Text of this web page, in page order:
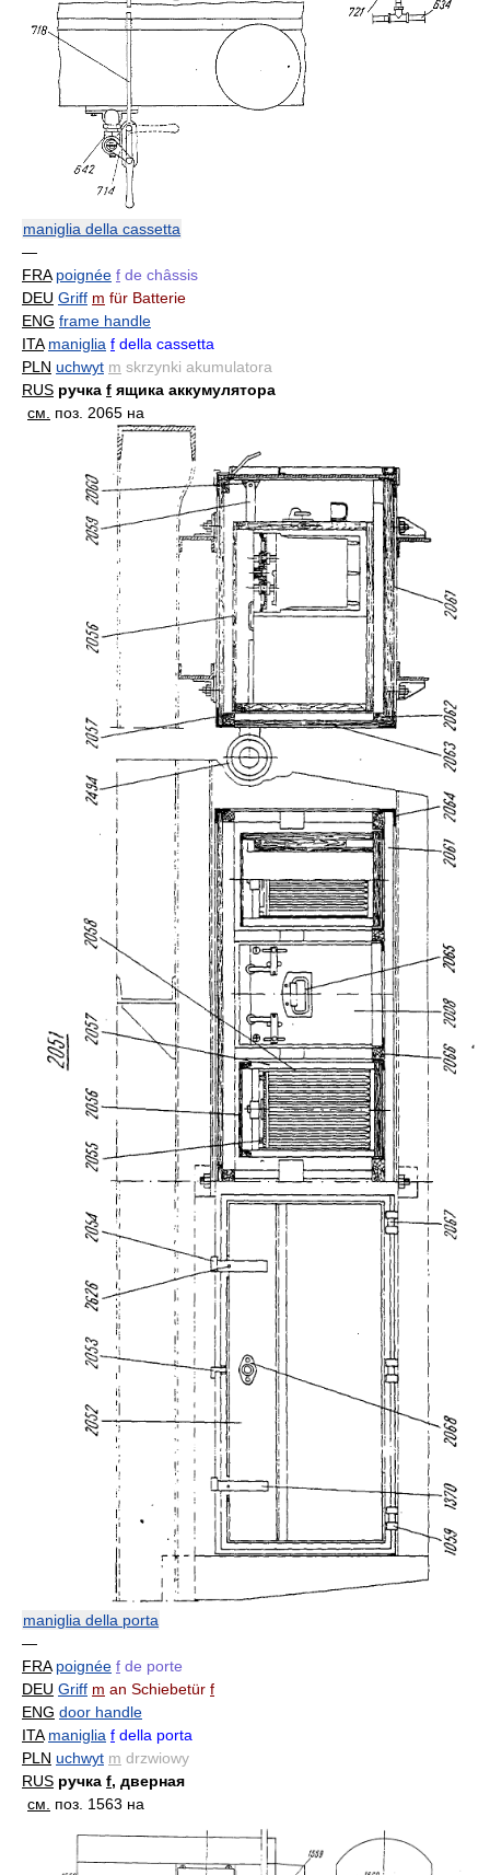
maniglia della cassetta
—
FRA poignée f de châssis
DEU Griff m für Batterie
ENG frame handle
ITA maniglia f della cassetta
PLN uchwyt m skrzynki akumulatora
RUS ручка f ящика аккумулятора
см.
поз. 2065 на
maniglia della porta
—
FRA poignée f de porte
DEU Griff m an Schiebetür f
ENG door handle
ITA maniglia f della porta
PLN uchwyt m drzwiowy
RUS ручка f, дверная
см.
поз. 1563 на